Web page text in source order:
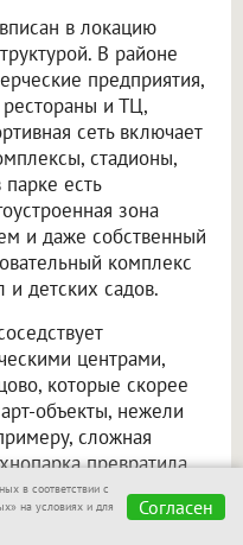
в локацию
В районе
предприятия,
и ТЦ,
сеть включает
стадионы,
есть
зона
и даже собственный
комплекс
детских садов.
центрами,
которые скорее
объекты, нежели
сложная
превратила
этом все зоны —
в соответствии с
на условиях и для
Согласен